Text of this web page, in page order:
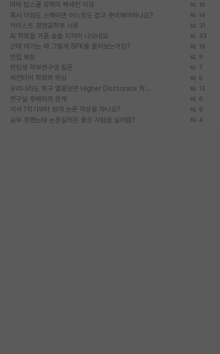
미박 탑스쿨 유학이 빡세진 이유 19
혹시 이정도 스펙이면 어느정도 잡고 준비해야하나요? 14
카이스트 경영공학부 서류 31
AI 학회들 거품 슬슬 지적이 나오네요 33
근데 여기는 왜 그렇게 SPK를 물어보는거임? 19
면접 복장 9
편입생 학부연구생 질문 7
세컨티어 학회의 위상 6
우리나라도 학구 열풍보면 Higher Doctorate 학위가 필요하다고 봅니다. 13
연구실 후배와의 관계 6
석사 1학기부터 원래 논문 작성을 하나요? 9
공부 못했는데 논문실적은 좋은 사람을 싫어함? 4